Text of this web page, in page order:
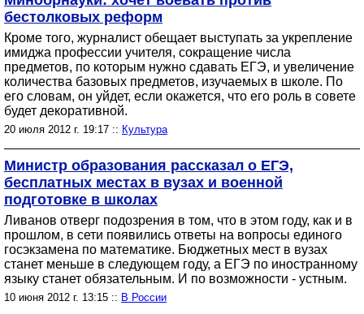
бестолковых реформ
Кроме того, журналист обещает выступать за укрепление
имиджа профессии учителя, сокращение числа
предметов, по которым нужно сдавать ЕГЭ, и увеличение
количества базовых предметов, изучаемых в школе. По
его словам, он уйдет, если окажется, что его роль в совете
будет декоративной.
20 июля 2012 г. 19:17 :: Культура
Министр образования рассказал о ЕГЭ,
бесплатных местах в вузах и военной
подготовке в школах
Ливанов отверг подозрения в том, что в этом году, как и в
прошлом, в сети появились ответы на вопросы единого
госэкзамена по математике. Бюджетных мест в вузах
станет меньше в следующем году, а ЕГЭ по иностранному
языку станет обязательным. И по возможности - устным.
10 июня 2012 г. 13:15 :: В России